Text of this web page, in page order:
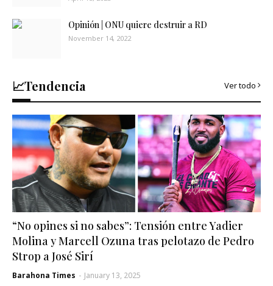
Opinión | ONU quiere destruir a RD
November 14, 2022
📈Tendencia Ver todo
“No opines si no sabes”: Tensión entre Yadier
Molina y Marcell Ozuna tras pelotazo de Pedro
Strop a José Sirí
Barahona Times - January 13, 2025